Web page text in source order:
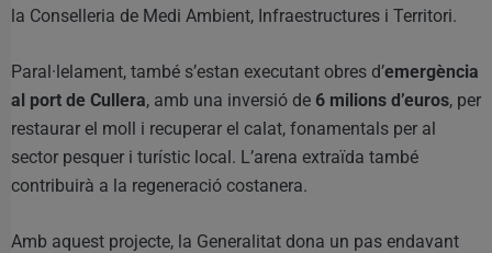
la Conselleria de Medi Ambient, Infraestructures i Territori.
Paral·lelament, també s’estan executant obres d’emergència
al port de Cullera, amb una inversió de 6 milions d’euros, per
restaurar el moll i recuperar el calat, fonamentals per al
sector pesquer i turístic local. L’arena extraïda també
contribuirà a la regeneració costanera.
Amb aquest projecte, la Generalitat dona un pas endavant